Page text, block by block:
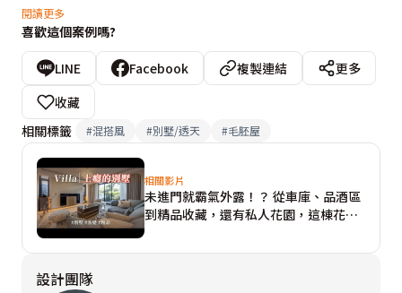
步入室內，即進入現代與古典交織的社交廳，中央設有半
圓弧的吧檯與餐櫃既高貴又休閒，使客人彷彿置身高級
lounge bar，盡情談天、品酒，好不愜意。除了招待訪客
外，設計團隊亦藉由線板、鍍鈦、特殊漆，勾勒精品質
感，並於局部牆面藏匿衣帽間與儲藏室，將實用與美感完
美融合，同時築起幾個小檯面，陳列屋主的藝術收藏，渲
染文藝氣息。地坪則鋪覆如同浪花噴濺的大板磚，並塑造
出一穹頂，營塑休閒放鬆情韻。
二樓公領域
拾階而上步入二樓，家的面貌再次轉換。迎面而至的餐廚
閱讀更多
喜歡這個案例嗎?
LINE Facebook 複製連結
更多
收藏
相關標籤
#混搭風 #別墅/透天 #毛胚屋
相關影片
未進門就霸氣外露！？ 從車庫、品酒區
到精品收藏，還有私人花園，這棟花園
設計團隊